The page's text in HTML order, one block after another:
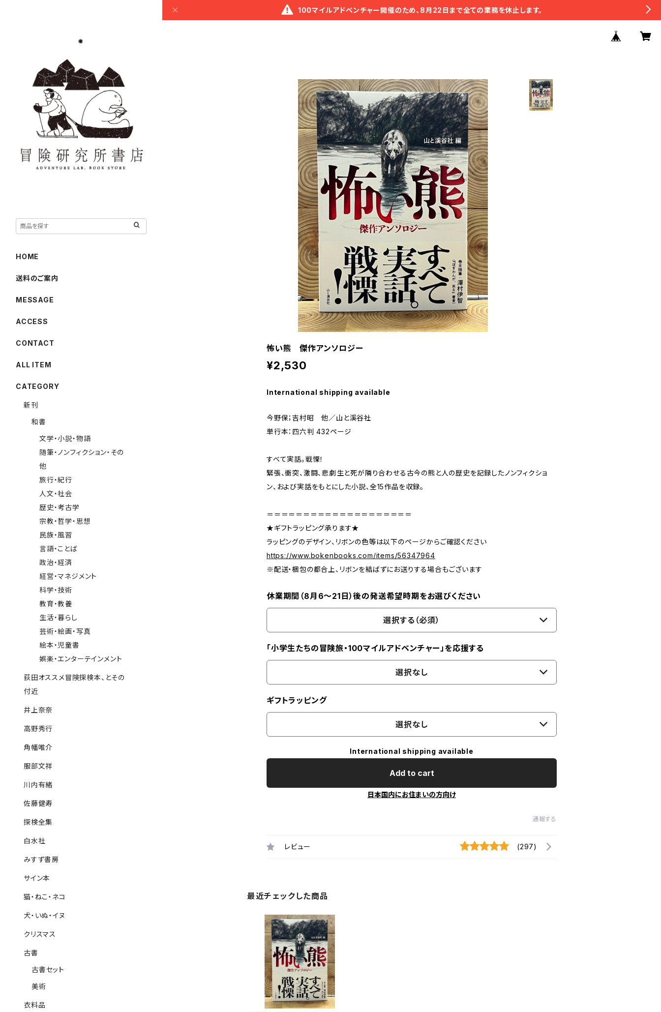
100マイルアドベンチャー開催のため、8月22日まで全ての業務を休止します。
怖い熊 傑作アンソロジー
¥2,530
International shipping available
今野保；吉村昭 他／山と溪谷社
単行本：四六判 432ページ
すべて実話。戦慄！
緊張、衝突、激闘、悲劇――生と死が隣り合わせる古今の熊と人の歴史を記録したノンフィクショ
ン、および実話をもとにした小説、全15作品を収録。
＝＝＝＝＝＝＝＝＝＝＝＝＝＝＝＝＝＝＝＝
★ギフトラッピング承ります★
ラッピングのデザイン、リボンの色等は以下のページからご確認ください
https://www.bokenbooks.com/items/56347964
※配送・梱包の都合上、リボンを結ばずにお送りする場合もございます
休業期間（8月6〜21日）後の発送希望時期をお選びください
選択する（必須）
「小学生たちの冒険旅・100マイルアドベンチャー」を応援する
選択なし
ギフトラッピング
選択なし
International shipping available
Add to cart
日本国内にお住まいの方向け
通報する
レビュー (297)
最近チェックした商品
HOME
送料のご案内
MESSAGE
ACCESS
CONTACT
ALL ITEM
CATEGORY
新刊
和書
文学・小説・物語
随筆・ノンフィクション・その
他
旅行・紀行
人文・社会
歴史・考古学
宗教・哲学・思想
民族・風習
言語・ことば
政治・経済
経営・マネジメント
科学・技術
教育・教養
生活・暮らし
芸術・絵画・写真
絵本・児童書
娯楽・エンターテインメント
荻田オススメ冒険探検本、とその
付近
井上奈奈
高野秀行
角幡唯介
服部文祥
川内有緒
佐藤健寿
探検全集
白水社
みすず書房
サイン本
猫・ねこ・ネコ
犬・いぬ・イヌ
クリスマス
古書
古書セット
美術
衣料品